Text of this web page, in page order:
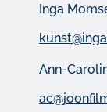
Inga
Ann-